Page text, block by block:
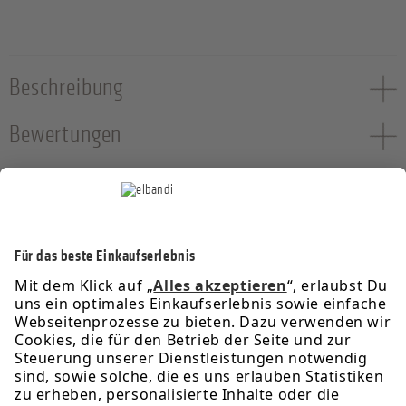
Beschreibung
Bewertungen
Service-Hotline
Informationen
Rechtliches
Über uns